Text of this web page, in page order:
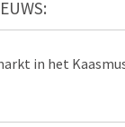
in het